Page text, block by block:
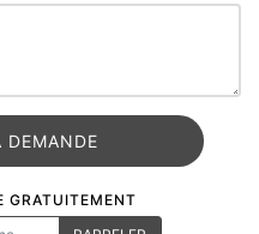
GRATUITEMENT